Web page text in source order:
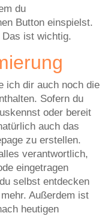
du
Button einspielst.
ist wichtig.
ich dir auch noch die
Sofern du
oder bereit
auch das
zu erstellen.
verantwortlich,
eingetragen
selbst entdecken
Außerdem ist
heutigen